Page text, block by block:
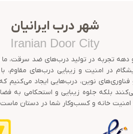
شهر درب ایرانیان
Iranian Door City
دهه تجربه در تولید درب‌های ضد سرقت، ما
در امنیت و زیبایی درب‌های مقاوم، با
فناوری‌های نوین، درب‌هایی ایجاد می‌کنیم
بلکه جلوه زیبایی و استحکامی به
امنیت خانه و کسب‌وکار شما در دستان